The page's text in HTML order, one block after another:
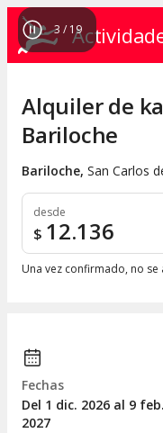
3 / 19
Alquiler de
Bariloche
Bariloche, San Carlos
desde
$ 12.136
Una vez confirmado, no
Fechas
Del 1 dic. 2026 al 9 feb.
2027